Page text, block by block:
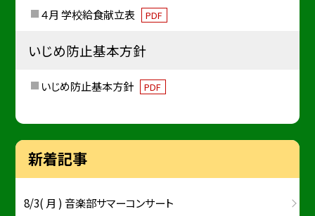
４月 学校給食献立表 PDF
いじめ防止基本方針
いじめ防止基本方針 PDF
新着記事
8/3( 月 ) 音楽部サマーコンサート